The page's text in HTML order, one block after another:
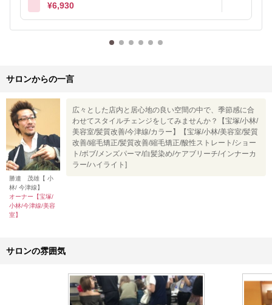
¥6,930
サロンからの一言
勝連 茂雄【 小
林/ 今津線】
オーナー【宝塚/
小林/今津線/美容
室】
広々とした店内と居心地の良い空間の中で、季節感に合
わせてスタイルチェンジをしてみませんか？【宝塚/小林/
美容室/髪質改善/今津線/カラー】【宝塚/小林/美容室/髪質
改善/縮毛矯正/髪質改善/縮毛矯正/酸性ストレート/ショー
ト/ボブ/メンズパーマ/白髪染め/ケアブリーチ/インナーカ
ラー/ハイライト]
サロンの雰囲気